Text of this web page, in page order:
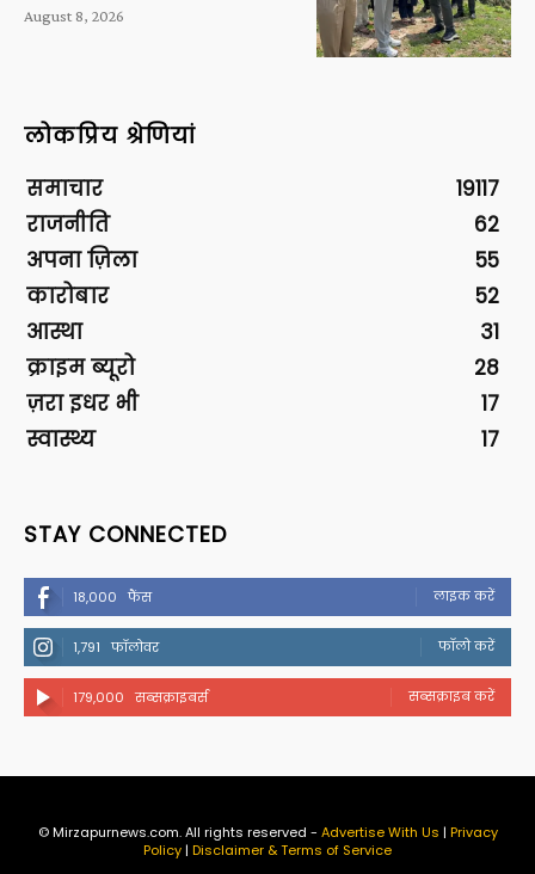
August 8, 2026
लोकप्रिय श्रेणियां
समाचार
19117
राजनीति
62
अपना ज़िला
55
कारोबार
52
आस्था
31
क्राइम ब्यूरो
28
ज़रा इधर भी
17
स्वास्थ्य
17
STAY CONNECTED
18,000 फैंस लाइक करें
1,791 फॉलोवर फॉलो करें
179,000 सब्सक्राइबर्स सब्सक्राइब करें
© Mirzapurnews.com. All rights reserved - Advertise With Us | Privacy
Policy| Disclaimer & Terms of Service